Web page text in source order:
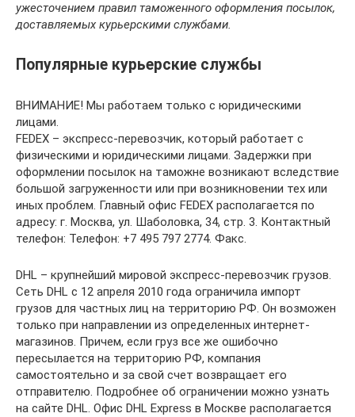
ужесточением правил таможенного оформления посылок,
доставляемых курьерскими службами.
Популярные курьерские службы
ВНИМАНИЕ! Мы работаем только с юридическими
лицами.
FEDEX – экспресс-перевозчик, который работает с
физическими и юридическими лицами. Задержки при
оформлении посылок на таможне возникают вследствие
большой загруженности или при возникновении тех или
иных проблем. Главный офис FEDEX располагается по
адресу: г. Москва, ул. Шаболовка, 34, стр. 3. Контактный
телефон: Телефон: +7 495 797 2774. Факс.
DHL – крупнейший мировой экспресс-перевозчик грузов.
Сеть DHL с 12 апреля 2010 года ограничила импорт
грузов для частных лиц на территорию РФ. Он возможен
только при направлении из определенных интернет-
магазинов. Причем, если груз все же ошибочно
пересылается на территорию РФ, компания
самостоятельно и за свой счет возвращает его
отправителю. Подробнее об ограничении можно узнать
на сайте DHL. Офис DHL Express в Москве располагается